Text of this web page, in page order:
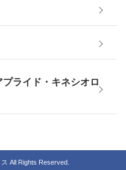
ライド・キネシオロ
All Rights Reserved.